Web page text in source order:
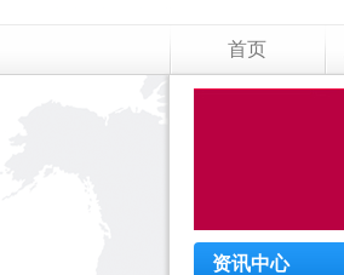
首页
资讯中心